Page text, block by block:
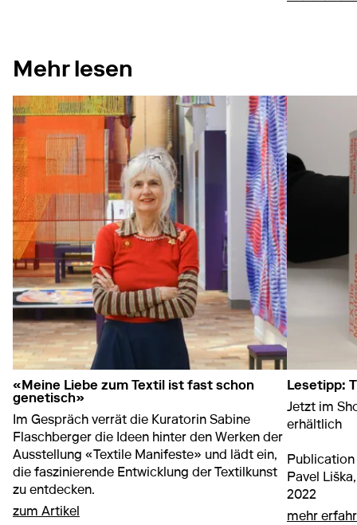
Mehr lesen
«Meine Liebe zum Textil ist fast schon
genetisch»
Im Gespräch verrät die Kuratorin Sabine
Flaschberger die Ideen hinter den Werken der
Ausstellung «Textile Manifeste» und lädt ein,
die faszinierende Entwicklung der Textilkunst
zu entdecken.
zum Artikel
auf «Meine Liebe zum Textil ist fast schon
Lesetipp:
Jetzt im
erhältlich
Publication
Pavel
2022
mehr